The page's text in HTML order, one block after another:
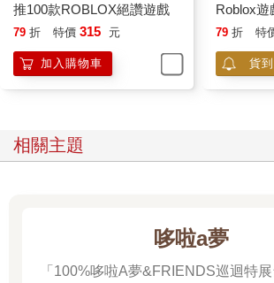
推100款ROBLOX絕讚遊戲
79 折 特價 315 元
加入購物車
Roblox遊
79 折 特
貨
相關主題
哆啦a夢
「100%哆啦A夢&FRIENDS巡迴特